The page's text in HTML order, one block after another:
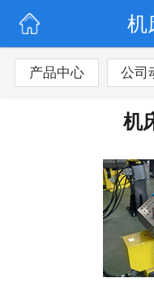
产品中心 公司
机